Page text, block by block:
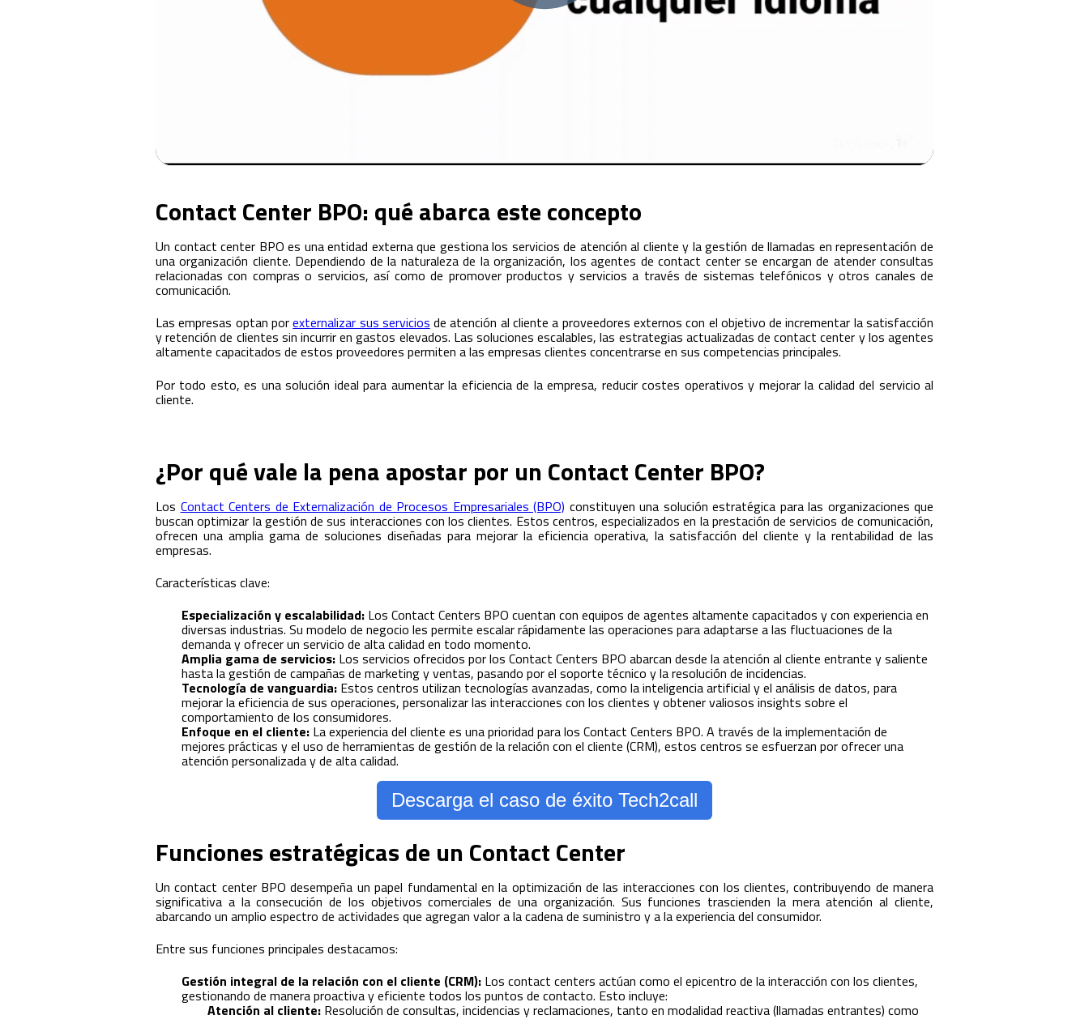
Contact Center BPO: qué abarca este concepto
Un contact center BPO es una entidad externa que gestiona los servicios de atención al cliente y la gestión de llamadas en representación de
una organización cliente. Dependiendo de la naturaleza de la organización, los agentes de contact center se encargan de atender consultas
relacionadas con compras o servicios, así como de promover productos y servicios a través de sistemas telefónicos y otros canales de
comunicación.
Las empresas optan porexternalizar sus servicios de atención al cliente a proveedores externos con el objetivo de incrementar la satisfacción
y retención de clientes sin incurrir en gastos elevados. Las soluciones escalables, las estrategias actualizadas de contact center y los agentes
altamente capacitados de estos proveedores permiten a las empresas clientes concentrarse en sus competencias principales.
Por todo esto, es una solución ideal para aumentar la eficiencia de la empresa, reducir costes operativos y mejorar la calidad del servicio al
cliente.
¿Por qué vale la pena apostar por un Contact Center BPO?
Los Contact Centers de Externalización de Procesos Empresariales (BPO) constituyen una solución estratégica para las organizaciones que
buscan optimizar la gestión de sus interacciones con los clientes. Estos centros, especializados en la prestación de servicios de comunicación,
ofrecen una amplia gama de soluciones diseñadas para mejorar la eficiencia operativa, la satisfacción del cliente y la rentabilidad de las
empresas.
Características clave:
Especialización y escalabilidad: Los Contact Centers BPO cuentan con equipos de agentes altamente capacitados y con experiencia en
diversas industrias. Su modelo de negocio les permite escalar rápidamente las operaciones para adaptarse a las fluctuaciones de la
demanda y ofrecer un servicio de alta calidad en todo momento.
Amplia gama de servicios: Los servicios ofrecidos por los Contact Centers BPO abarcan desde la atención al cliente entrante y saliente
hasta la gestión de campañas de marketing y ventas, pasando por el soporte técnico y la resolución de incidencias.
Tecnología de vanguardia: Estos centros utilizan tecnologías avanzadas, como la inteligencia artificial y el análisis de datos, para
mejorar la eficiencia de sus operaciones, personalizar las interacciones con los clientes y obtener valiosos insights sobre el
comportamiento de los consumidores.
Enfoque en el cliente: La experiencia del cliente es una prioridad para los Contact Centers BPO. A través de la implementación de
mejores prácticas y el uso de herramientas de gestión de la relación con el cliente (CRM), estos centros se esfuerzan por ofrecer una
atención personalizada y de alta calidad.
Descarga el caso de éxito Tech2call
Funciones estratégicas de un Contact Center
Un contact center BPO desempeña un papel fundamental en la optimización de las interacciones con los clientes, contribuyendo de manera
significativa a la consecución de los objetivos comerciales de una organización. Sus funciones trascienden la mera atención al cliente,
abarcando un amplio espectro de actividades que agregan valor a la cadena de suministro y a la experiencia del consumidor.
Entre sus funciones principales destacamos:
Gestión integral de la relación con el cliente (CRM): Los contact centers actúan como el epicentro de la interacción con los clientes,
gestionando de manera proactiva y eficiente todos los puntos de contacto. Esto incluye:
Atención al cliente: Resolución de consultas, incidencias y reclamaciones, tanto en modalidad reactiva (llamadas entrantes) como